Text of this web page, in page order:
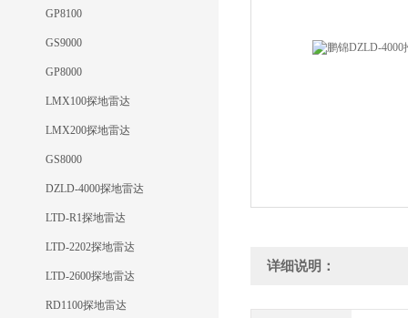
GP8100
GS9000
GP8000
LMX100探地雷达
LMX200探地雷达
GS8000
DZLD-4000探地雷达
LTD-R1探地雷达
LTD-2202探地雷达
LTD-2600探地雷达
RD1100探地雷达
详细说明：